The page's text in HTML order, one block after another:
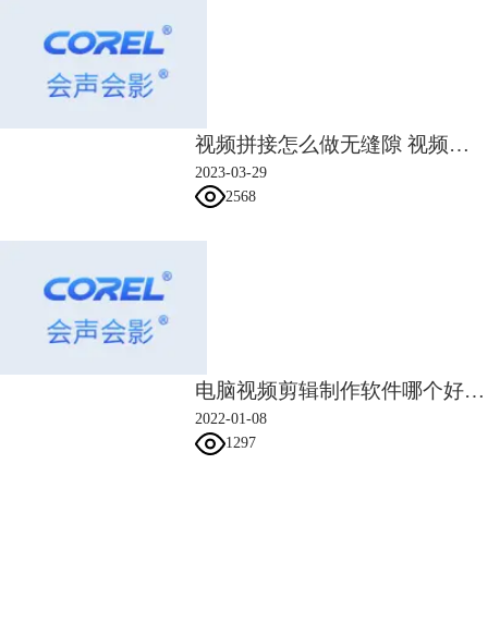
行，为了使作品看起来更加的有活力可以采用延时拍摄、在行驶中的车上
进行拍摄、使用手持摄像机进行拍摄或者使用无人机拍摄，这些拍摄的方
法都可以增加作品的新鲜感和动感。
调节作品颜色
若是想要使视频看起来更加的舒适，那么一个舒适的配色肯定是少不了
的，而会声会影中提供了色彩校正等调节都可以使vlog看起更加的生动
图4调节色彩
调色是必不可少的，有时在拍摄过程中导致光照不足，色彩偏暗等，都可
视频拼接怎么做无缝隙 视频拼接处怎么去掉卡顿
2023-03-29
2568
电脑视频剪辑制作软件哪个好 电脑视频剪辑制作教学
2022-01-08
1297